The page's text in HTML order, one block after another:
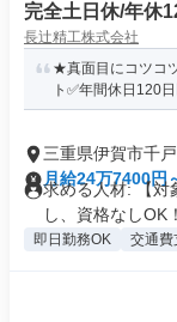
完全土日休/年休
長辻精工株式会社
★真面目にコツコ
ト✅年間休日120
三重県伊賀市千戸
月給24万7400円
求める人材: 【
し、資格なしOK
即日勤務OK 交通費